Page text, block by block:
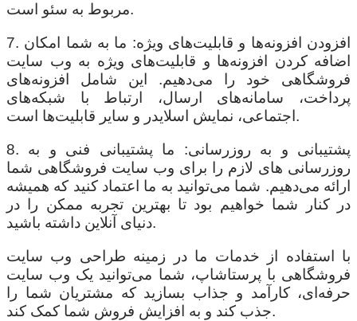
مربوط به سئو است.
7. افزودن افزونه‌ها و قابلیت‌های ویژه: ما به شما امکان
اضافه کردن افزونه‌ها و قابلیت‌های ویژه به وب سایت
فروشگاهی خود را می‌دهیم. این شامل افزونه‌های
پرداخت، سامانه‌های ارسال، ارتباط با شبکه‌های
اجتماعی، نمایش اسلایدر و سایر قابلیت‌ها است.
8. پشتیبانی و به روزرسانی: ما پشتیبانی فنی و به
روزرسانی های لازم را برای وب سایت فروشگاهی شما
ارائه می‌دهیم. شما می‌توانید به ما اعتماد کنید که همیشه
در کنار شما خواهیم بود تا بهترین تجربه ممکن را در
دنیای آنلاین داشته باشید.
با استفاده از خدمات ما در زمینه طراحی وب سایت
فروشگاهی با پرستاشاپ، شما می‌توانید یک وب سایت
حرفه‌ای، کارآمد و جذاب بسازید که مشتریان شما را
جذب کند و به افزایش فروش شما کمک کند.